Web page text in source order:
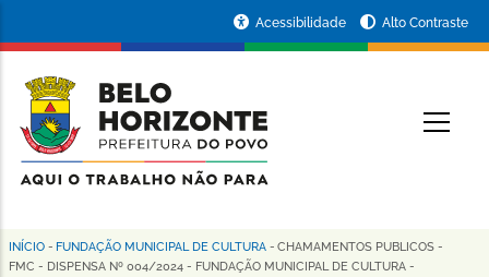
conteúdo
principal
da
Prefeitura
de
Horizonte
Acessibilidade Alto Contraste
Trilha
INÍCIO - FUNDAÇÃO MUNICIPAL DE CULTURA - CHAMAMENTOS PUBLICOS -
FMC - DISPENSA Nº 004/2024 - FUNDAÇÃO MUNICIPAL DE CULTURA -